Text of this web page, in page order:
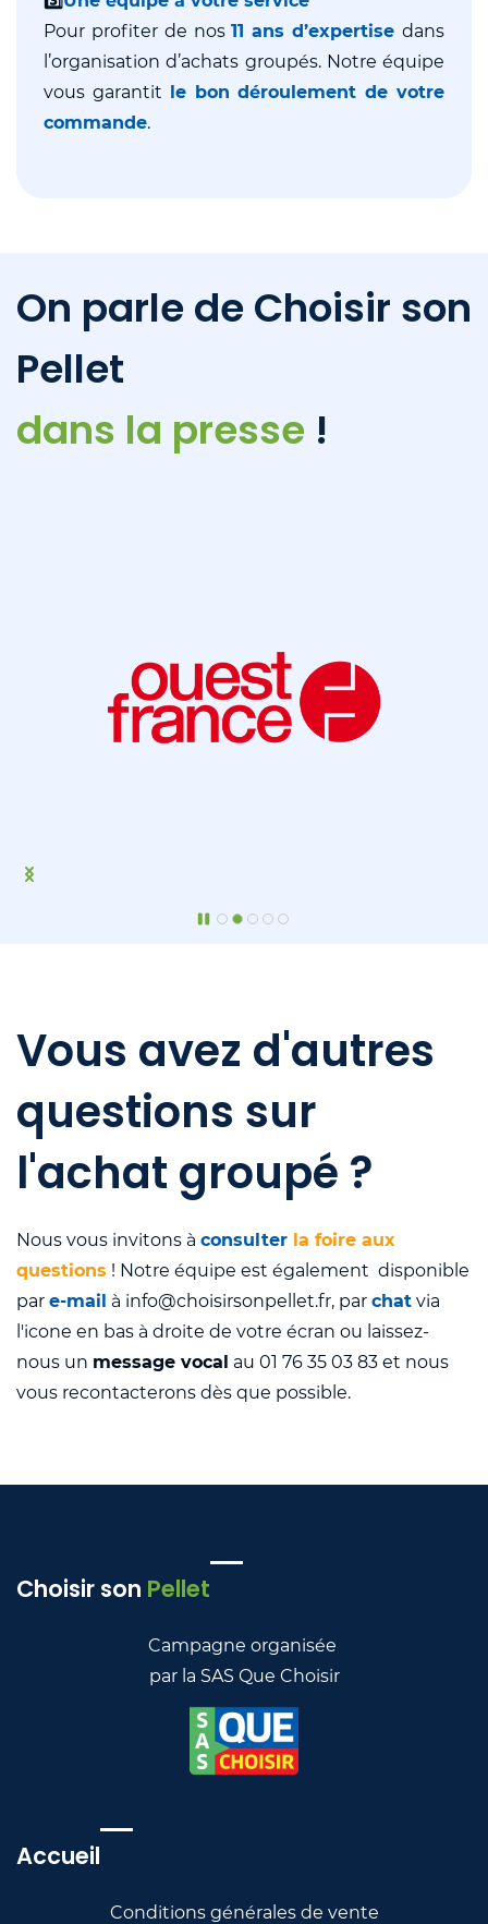
Pour profiter de nos11 ans d’expertisedans
l’organisation d’achats groupés. Notre équipe
vous garantit le bon déroulement de votre
commande.
On parle de Choisir son
Pellet
dans la presse !
Vous avez d'autres
questions sur
l'achat groupé ?
Nous vous invitons à consulter la foire aux
questions ! Notre équipe est également disponible
par e-mail à info@choisirsonpellet.fr, par chat via
l'icone en bas à droite de votre écran ou laissez-
nous un message vocal au 01 76 35 03 83 et nous
vous recontacterons dès que possible.
Choisir son Pellet
Campagne organisée
par la SAS Que Choisir
Accueil
Conditions générales de vente